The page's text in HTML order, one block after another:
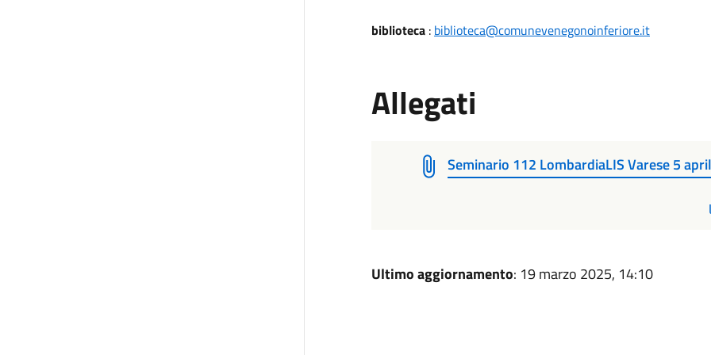
biblioteca: biblioteca@comunevenegonoinferiore.it
Allegati
Seminario 112 LombardiaLIS Varese 5
Ultimo aggiornamento: 19 marzo 2025, 14:10